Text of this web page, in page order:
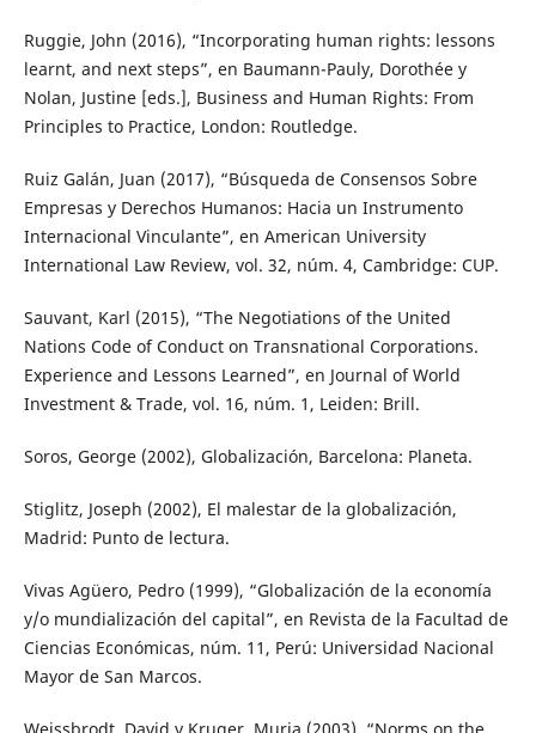
Ruggie, John (2016), “Incorporating human rights: lessons
learnt, and next steps”, en Baumann-Pauly, Dorothée y
Nolan, Justine [eds.], Business and Human Rights: From
Principles to Practice, London: Routledge.
Ruiz Galán, Juan (2017), “Búsqueda de Consensos Sobre
Empresas y Derechos Humanos: Hacia un Instrumento
Internacional Vinculante”, en American University
International Law Review, vol. 32, núm. 4, Cambridge: CUP.
Sauvant, Karl (2015), “The Negotiations of the United
Nations Code of Conduct on Transnational Corporations.
Experience and Lessons Learned”, en Journal of World
Investment & Trade, vol. 16, núm. 1, Leiden: Brill.
Soros, George (2002), Globalización, Barcelona: Planeta.
Stiglitz, Joseph (2002), El malestar de la globalización,
Madrid: Punto de lectura.
Vivas Agüero, Pedro (1999), “Globalización de la economía
y/o mundialización del capital”, en Revista de la Facultad de
Ciencias Económicas, núm. 11, Perú: Universidad Nacional
Mayor de San Marcos.
Weissbrodt, David y Kruger, Muria (2003), “Norms on the